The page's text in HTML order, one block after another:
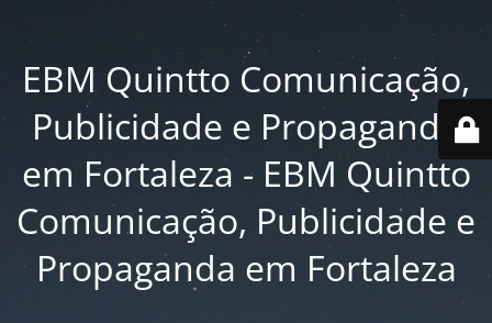
EBM Quintto Comunicação,
Publicidade e Propaganda
em Fortaleza - EBM Quintto
Comunicação, Publicidade e
Propaganda em Fortaleza